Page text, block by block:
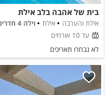
בית של אהבה בלב אילת
אילת והערבה אילת
וילה 4 חדרים
עד 10 אורחים
לא נבחרו תאריכים